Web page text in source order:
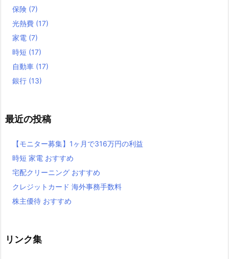
保険 (7)
光熱費 (17)
家電 (7)
時短 (17)
自動車 (17)
銀行 (13)
最近の投稿
【モニター募集】1ヶ月で316万円の利益
時短 家電 おすすめ
宅配クリーニング おすすめ
クレジットカード 海外事務手数料
株主優待 おすすめ
リンク集